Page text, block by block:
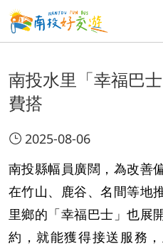
南投水里「幸福巴
費搭
2025-08-06
南投縣幅員廣闊，為改善
在竹山、鹿谷、名間等地
里鄉的「幸福巴士」也展
約，就能獲得接送服務